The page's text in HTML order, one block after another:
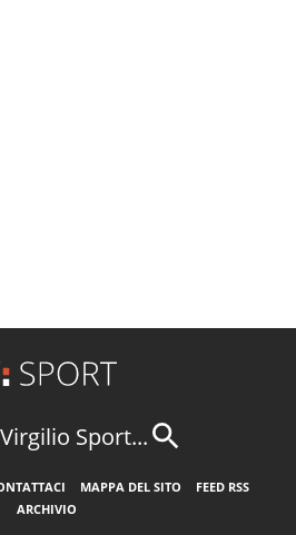
Sport...
MAPPA DEL SITO
FEED RSS
ARCHIVIO